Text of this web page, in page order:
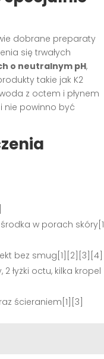
dobrane preparaty
się trwałych
o neutralnym pH,
takie jak K2
z octem i płynem
nie powinno być
w porach skóry[1]
bez smug[1][2][3][4]
łyżki octu, kilka kropel
ścieraniem[1][3]